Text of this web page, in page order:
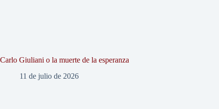
Carlo Giuliani o la muerte de la esperanza
11 de julio de 2026